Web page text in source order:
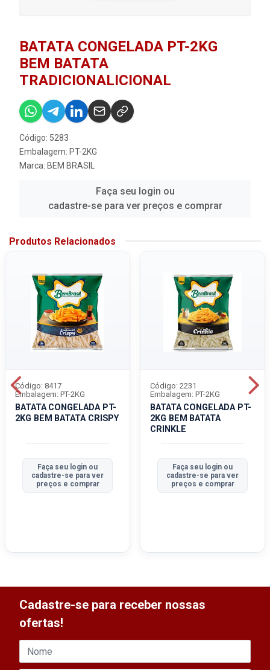
BATATA CONGELADA PT-2KG
BEM BATATA
TRADICIONALICIONAL
Código: 5283
Embalagem: PT-2KG
Marca: BEM BRASIL
Faça seu login ou
cadastre-se para ver preços e comprar
Produtos Relacionados
BATATA CONGELADA PT-
2KG BEM BATATA CRISPY
Código: 8417
Embalagem: PT-2KG
Faça seu login ou
cadastre-se para ver
preços e comprar
BATATA CONGELADA PT-
2KG BEM BATATA
CRINKLE
Código: 2231
Embalagem: PT-2KG
Faça seu login ou
cadastre-se para ver
preços e comprar
Cadastre-se para receber nossas
ofertas!